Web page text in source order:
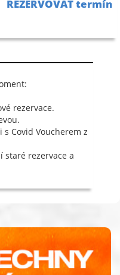
REZERVOVAT termín
rezervace.
Covid Voucherem z
rezervace a